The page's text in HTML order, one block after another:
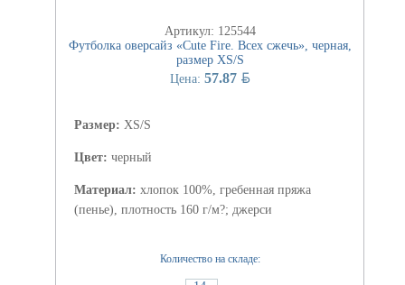
Артикул: 125544
Футболка оверсайз «Cute Fire. Всех сжечь», черная,
размер XS/S
Цена: 57.87 BYN
Размер: XS/S
Цвет: черный
Материал: хлопок 100%, гребенная пряжа
(пенье), плотность 160 г/м?; джерси
Количество на складе: